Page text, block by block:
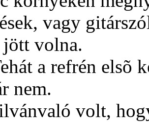
vagy
jött volna.
a refrén elsõ
nem.
volt,